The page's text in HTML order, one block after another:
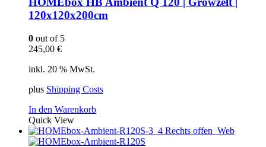
120x120x200cm
0 out of 5
245,00 €
inkl. 20 % MwSt.
plus Shipping Costs
In den Warenkorb
Quick View